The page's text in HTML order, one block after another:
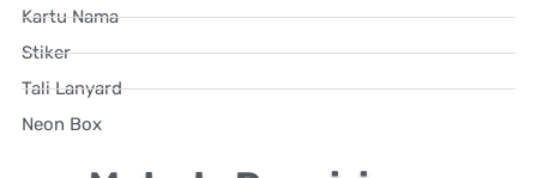
Kartu Nama
Stiker
Tali Lanyard
Neon Box